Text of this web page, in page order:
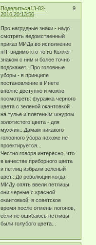
Поделиться 9
13-02-
2016 20:13:56
Про нагрудные знаки - надо
смотреть ведомственный
приказ МИДа во исполнение
пП, видимо кто-то из Коллег
знаком с ним и более точно
подскажет...Про головные
уборы - в принципе
постановление в Инете
вполне доступно и можно
посмотреть: фуражка черного
цвета с зеленой окантовкой
на тулье и плетеным шнуром
золотистого цвета - для
мужчин...Дамам никакого
головного убора похоже не
проектируется...
Честно говоря интересно, что
в качестве приборного цвета
и петлиц избрали зеленый
цвет...До революции когда
МИДу опять ввели петлицы
они черные с красной
окантовкой, в советское
время после отмены погонов,
если не ошибаюсь петлицы
были голубого цвета...